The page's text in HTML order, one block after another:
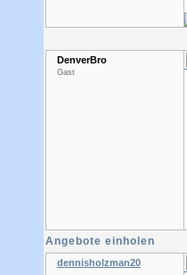
DenverBro
Gast
Angebote einholen
dennisholzman20